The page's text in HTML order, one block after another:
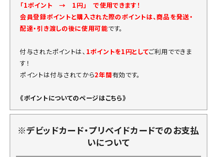
「1ポイント → 1円」 で使用できます！
会員登録ポイントと購入された際のポイントは、商品を発送・
配達・引き渡しの後に使用可能です。
付与されたポイントは、 1ポイントを1円としてご利用でできま
す！
ポイントは付与されてから2年間有効です。
《ポイントについてのページはこちら》
※デビッドカード・プリベイドカードでのお支払
いについて